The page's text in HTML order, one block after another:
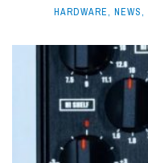
HARDWARE, NEWS,